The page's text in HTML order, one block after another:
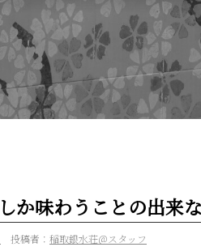
か味わうことの出来
投稿者： 稲取銀水荘＠スタッフ